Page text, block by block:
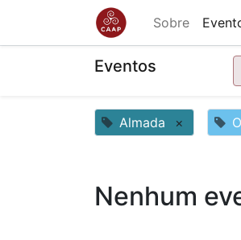
Sobre
Eventos
Almada ×
Nenhum